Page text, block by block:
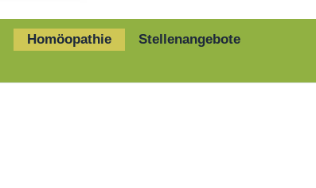
Homöopathie
Stellenangebote